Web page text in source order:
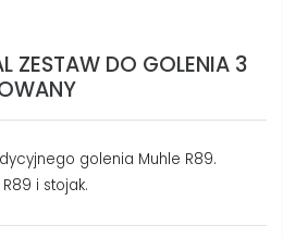
ZESTAW DO GOLENIA 3
golenia Muhle R89.
i stojak.